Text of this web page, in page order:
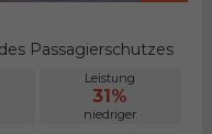
Passagierschutzes
Leistung
31%
niedriger